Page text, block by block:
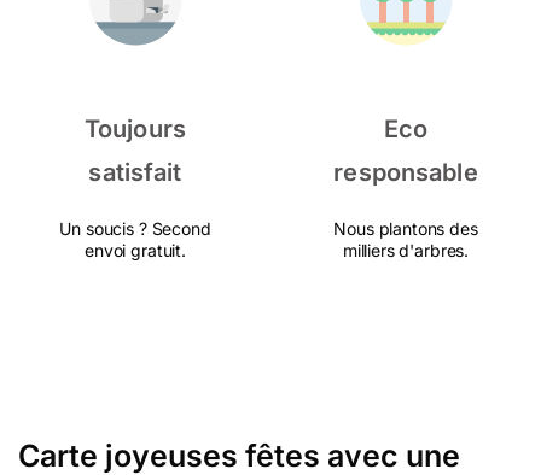
Toujours
satisfait
Un soucis ? Second
envoi gratuit.
Eco
responsable
Nous plantons des
milliers d'arbres.
Carte joyeuses fêtes avec une